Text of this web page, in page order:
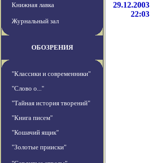
Книжная лавка
Журнальный зал
ОБОЗРЕНИЯ
"Классики и современники"
"Слово о..."
"Тайная история творений"
"Книга писем"
"Кошачий ящик"
"Золотые прииски"
29.12.2003
22:03